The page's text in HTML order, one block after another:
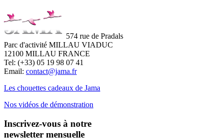
574 rue de Pradals
Parc d'activité MILLAU VIADUC
12100 MILLAU FRANCE
Tel: (+33) 05 19 98 07 41
Email: contact@jama.fr
Les chouettes cadeaux de Jama
Nos vidéos de démonstration
Inscrivez-vous à notre
newsletter mensuelle